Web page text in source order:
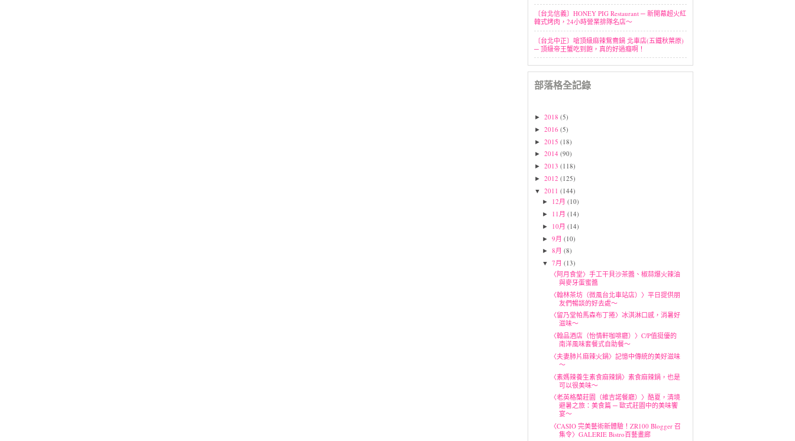
〔台北信義〕HONEY PIG Restaurant ─ 新開幕超火紅
韓式烤肉，24小時營業排隊名店～
〔台北中正〕嗆頂級麻辣鴛鴦鍋 北車店(五鐵秋葉原)
─ 頂級帝王蟹吃到飽，真的好過癮啊！
部落格全記錄
► 2018 (5)
► 2016 (5)
► 2015 (18)
► 2014 (90)
► 2013 (118)
► 2012 (125)
▼ 2011 (144)
► 12月(10)
► 11月(14)
► 10月(14)
►9月(10)
►8月(8)
▼7月(13)
〈阿月食堂〉手工干貝沙茶醬、椒蒜爆火辣油
與麥牙蛋蜜醬
〈翰林茶坊（微風台北車站店）〉平日提供朋
友們暢談的好去處～
〈留乃堂帕馬森布丁捲〉冰淇淋口感，消暑好
滋味～
〈翰品酒店（怡情軒咖啡廳）〉C/P值挺優的
南洋風味套餐式自助餐～
〈夫妻肺片麻辣火鍋〉記憶中傳統的美好滋味
～
〈素媽辣養生素食麻辣鍋〉素食麻辣鍋，也是
可以很美味～
〈老英格蘭莊園（維吉諾餐廳）〉酷夏，清境
避暑之旅：美食篇 ─ 歐式莊園中的美味饗
宴～
〈CASIO 完美藝術新體驗！ZR100 Blogger 召
集令〉GALERIE Bistro百藝畫廊